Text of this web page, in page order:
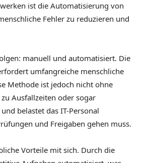
ist die Automatisierung von
Fehler zu reduzieren und
manuell und automatisiert. Die
umfangreiche menschliche
Methode ist jedoch nicht ohne
Ausfallzeiten oder sogar
belastet das IT-Personal
und Freigaben gehen muss.
Vorteile mit sich. Durch die